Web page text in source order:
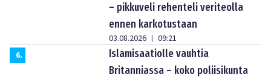
– pikkuveli rehenteli veriteolla
ennen karkotustaan
03.08.2026 | 09:21
6.
Islamisaatiolle vauhtia
Britanniassa – koko poliisikunta